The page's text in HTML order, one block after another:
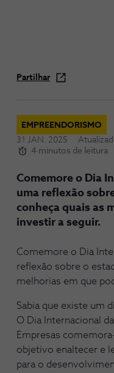
Partilhar
EMPREENDORISMO
31 JAN. 2025
4 minutos de leitura
Comemore o Dia
uma reflexão
conheça quais as
investir a seguir.
Comemore o Dia
reflexão sobre o
melhorias em que
Sabia que existe um
O Dia Internacional
Empresas
objetivo enaltecer e
para o